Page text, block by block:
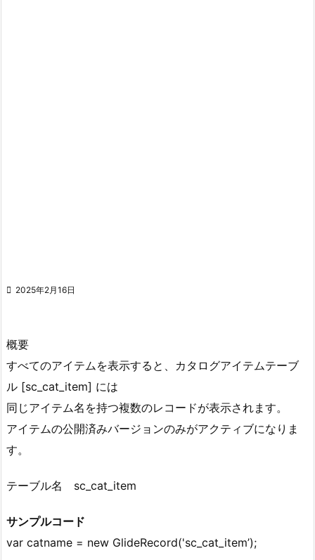
 2025年2月16日
概要
すべてのアイテムを表示すると、カタログアイテムテーブ
ル [sc_cat_item] には
同じアイテム名を持つ複数のレコードが表示されます。
アイテムの公開済みバージョンのみがアクティブになりま
す。
テーブル名 sc_cat_item
サンプルコード
var catname = new GlideRecord('sc_cat_item’);